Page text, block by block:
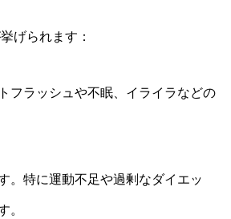
げられます：
フラッシュや不眠、イライラなどの
。特に運動不足や過剰なダイエッ
。